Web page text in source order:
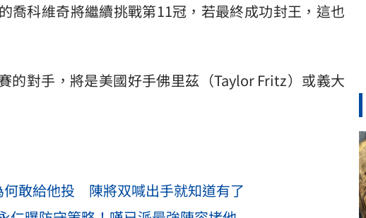
喬科維奇將繼續挑戰第11冠，若最終成功封王，這也
的對手，將是美國好手佛里茲（Taylor Fritz）或義大
何敢給他投 陳將双喊出手就知道有了